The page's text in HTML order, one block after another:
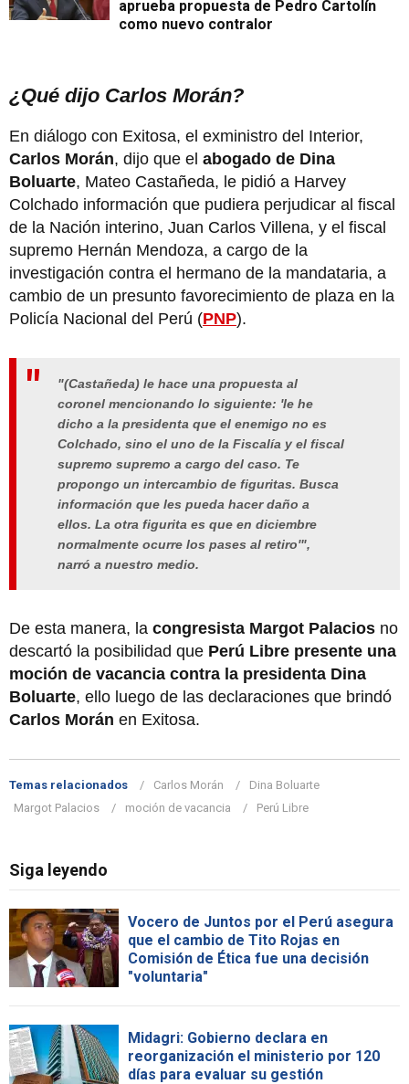
aprueba propuesta de Pedro Cartolín
como nuevo contralor
¿Qué dijo Carlos Morán?
En diálogo con Exitosa, el exministro del Interior,
Carlos Morán, dijo que el abogado de Dina
Boluarte, Mateo Castañeda, le pidió a Harvey
Colchado información que pudiera perjudicar al fiscal
de la Nación interino, Juan Carlos Villena, y el fiscal
supremo Hernán Mendoza, a cargo de la
investigación contra el hermano de la mandataria, a
cambio de un presunto favorecimiento de plaza en la
Policía Nacional del Perú (PNP).
"(Castañeda) le hace una propuesta al
coronel mencionando lo siguiente: 'le he
dicho a la presidenta que el enemigo no es
Colchado, sino el uno de la Fiscalía y el fiscal
supremo supremo a cargo del caso. Te
propongo un intercambio de figuritas. Busca
información que les pueda hacer daño a
ellos. La otra figurita es que en diciembre
normalmente ocurre los pases al retiro'",
narró a nuestro medio.
De esta manera, la congresista Margot Palacios no
descartó la posibilidad que Perú Libre presente una
moción de vacancia contra la presidenta Dina
Boluarte, ello luego de las declaraciones que brindó
Carlos Morán en Exitosa.
Temas relacionados Carlos Morán
Dina Boluarte
Margot Palacios
moción de vacancia Perú Libre
Siga leyendo
Vocero de Juntos por el Perú asegura
que el cambio de Tito Rojas en
Comisión de Ética fue una decisión
"voluntaria"
Midagri: Gobierno declara en
reorganización el ministerio por 120
días para evaluar su gestión